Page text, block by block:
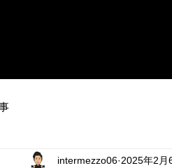
intermezzo06 2025年2月